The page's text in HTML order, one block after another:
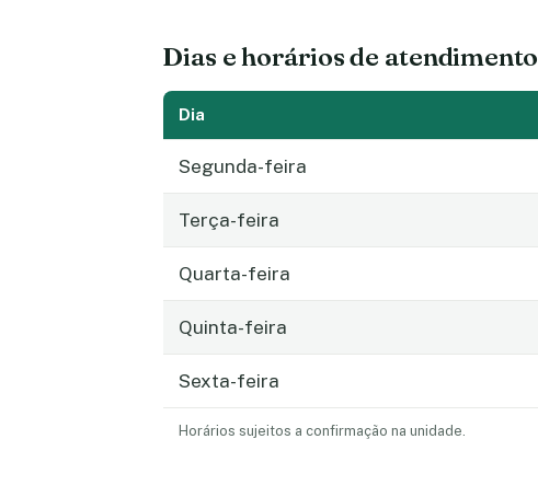
Dias e horários de atendimento
Dia
Segunda-feira
Terça-feira
Quarta-feira
Quinta-feira
Sexta-feira
Horários sujeitos a confirmação na unidade.